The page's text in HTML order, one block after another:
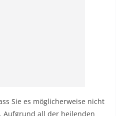
Sie es möglicherweise nicht
Aufgrund all der heilenden